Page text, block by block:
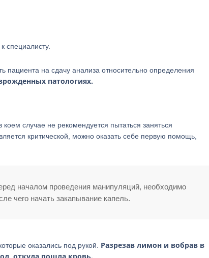
специалисту.
пациента на сдачу анализа относительно определения
патологиях.
случае не рекомендуется пытаться заняться
критической, можно оказать себе первую помощь,
началом проведения манипуляций, необходимо
чего начать закапывание капель.
оказались под рукой. Разрезав лимон и вобрав в